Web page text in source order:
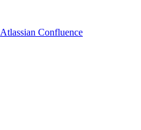
Atlassian Confluence